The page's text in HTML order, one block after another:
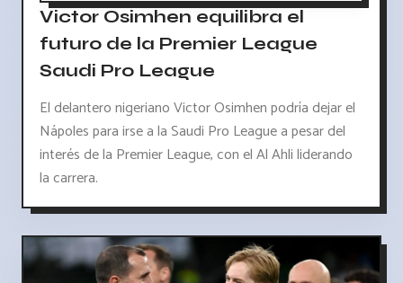
Victor Osimhen equilibra el
futuro de la Premier League
Saudi Pro League
El delantero nigeriano Victor Osimhen podría dejar el
Nápoles para irse a la Saudi Pro League a pesar del
interés de la Premier League, con el Al Ahli liderando
la carrera.